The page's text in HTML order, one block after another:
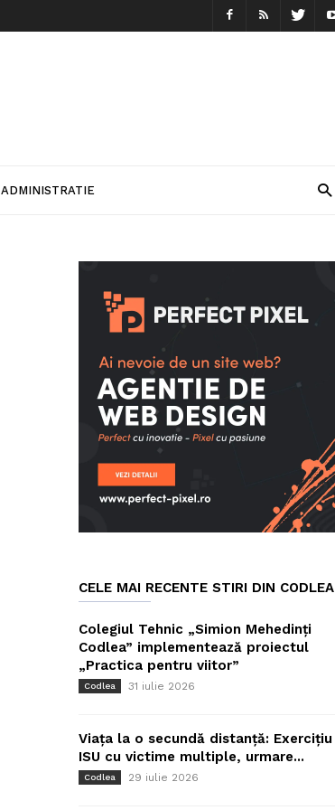
ADMINISTRATIE
CELE MAI RECENTE STIRI DIN CODLEA
Colegiul Tehnic „Simion Mehedinți
Codlea” implementează proiectul
„Practica pentru viitor”
Codlea 31 iulie 2026
Viața la o secundă distanță: Exercițiu
ISU cu victime multiple, urmare...
Codlea 29 iulie 2026